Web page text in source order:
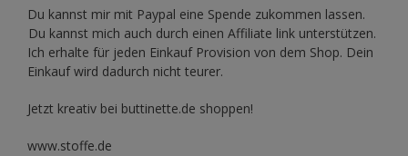
Du kannst mir mit Paypal eine Spende zukommen lassen.
Du kannst mich auch durch einen Affiliate link unterstützen.
Ich erhalte für jeden Einkauf Provision von dem Shop. Dein
Einkauf wird dadurch nicht teurer.
Jetzt kreativ bei buttinette.de shoppen!
www.stoffe.de